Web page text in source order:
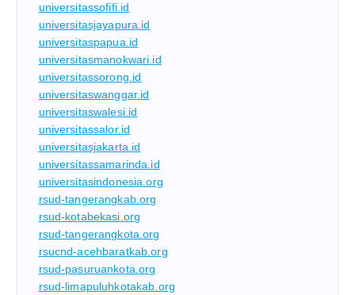
universitassofifi.id
universitasjayapura.id
universitaspapua.id
universitasmanokwari.id
universitassorong.id
universitaswanggar.id
universitaswalesi.id
universitassalor.id
universitasjakarta.id
universitassamarinda.id
universitasindonesia.org
rsud-tangerangkab.org
rsud-kotabekasi.org
rsud-tangerangkota.org
rsucnd-acehbaratkab.org
rsud-pasuruankota.org
rsud-limapuluhkotakab.org